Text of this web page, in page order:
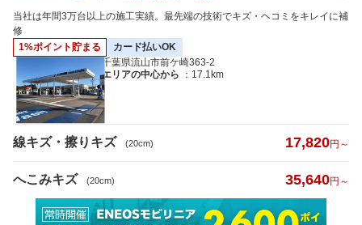
当社は年間3万台以上の施工実績。最先端の技術でキズ・ヘコミをキレイに補
修
1%ポイント貯まる
カード払いOK
千葉県流山市前ケ崎363-2
エリアの中心から
：17.1km
線キズ・擦りキズ (20cm) 17,820円～
へこみキズ (20cm) 35,640円～